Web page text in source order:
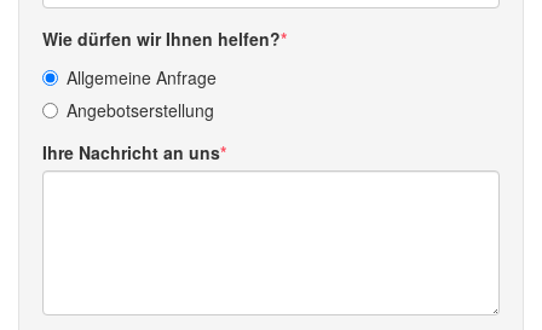
Wie dürfen wir Ihnen helfen?
Allgemeine Anfrage
Angebotserstellung
Ihre Nachricht an uns